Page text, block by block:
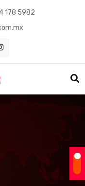
178 5982